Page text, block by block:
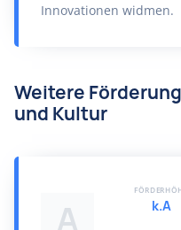
Innovationen widmen.
Weitere
und Kultur
A k.A